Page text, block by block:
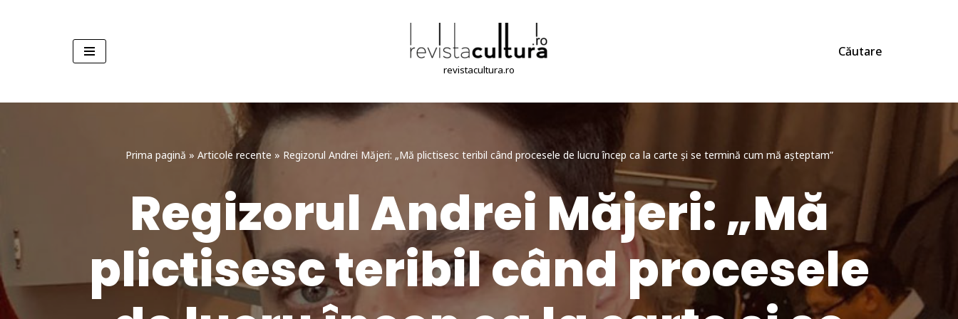
revistacultura.ro
Căutare
Prima pagină » Articole recente » Regizorul Andrei Măjeri: „Mă plictisesc teribil când procesele de lucru încep ca la carte și se termină cum mă așteptam”
Regizorul Andrei Măjeri: „Mă
plictisesc teribil când procesele